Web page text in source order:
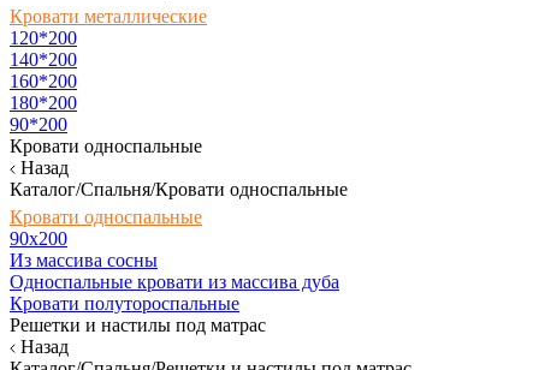
Кровати металлические
120*200
140*200
160*200
180*200
90*200
Кровати односпальные
Назад
Каталог/Спальня/Кровати односпальные
Кровати односпальные
90х200
Из массива сосны
Односпальные кровати из массива дуба
Кровати полутороспальные
Решетки и настилы под матрас
Назад